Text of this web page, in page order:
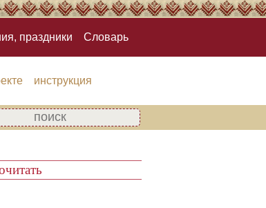
праздники Словарь
инструкция